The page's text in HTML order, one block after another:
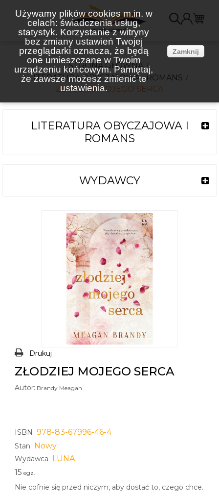
Używamy plików cookies m.in. w
celach: świadczenia usług,
statystyk. Korzystanie z witryny
bez zmiany ustawień Twojej
przeglądarki oznacza, że będą
one umieszczane w Twoim
urządzeniu końcowym. Pamiętaj,
że zawsze możesz zmienić te
ustawienia.
Zamknij
STRONA GŁÓWNA
LITERATURA OBYCZAJOWA I ROMANS
ZŁODZIEJ MOJEGO SERCA
LITERATURA OBYCZAJOWA I
ROMANS
WYDAWCY
Drukuj
ZŁODZIEJ MOJEGO SERCA
Autor: Brandy Meagan
ISBN 978-83-67996-46-4
Stan Nowy
Wydawca LUNA
15 egz.
Nie cofnie się przed niczym, aby dostać to, czego chce.